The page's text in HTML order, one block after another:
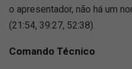
o apresentador, não há um
(21:54, 39:27, 52:38).
Comando Técnico